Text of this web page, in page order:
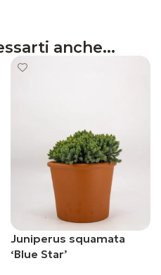
anche...
Juniperus squamata
‘Blue Star’